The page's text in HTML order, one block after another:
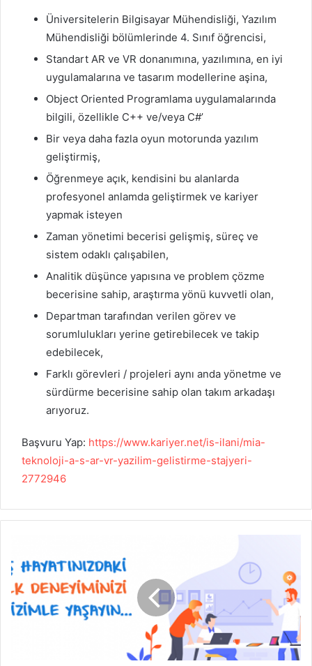
Üniversitelerin Bilgisayar Mühendisliği, Yazılım
Mühendisliği bölümlerinde 4. Sınıf öğrencisi,
Standart AR ve VR donanımına, yazılımına, en iyi
uygulamalarına ve tasarım modellerine aşina,
Object Oriented Programlama uygulamalarında
bilgili, özellikle C++ ve/veya C#’
Bir veya daha fazla oyun motorunda yazılım
geliştirmiş,
Öğrenmeye açık, kendisini bu alanlarda
profesyonel anlamda geliştirmek ve kariyer
yapmak isteyen
Zaman yönetimi becerisi gelişmiş, süreç ve
sistem odaklı çalışabilen,
Analitik düşünce yapısına ve problem çözme
becerisine sahip, araştırma yönü kuvvetli olan,
Departman tarafından verilen görev ve
sorumlulukları yerine getirebilecek ve takip
edebilecek,
Farklı görevleri / projeleri aynı anda yönetme ve
sürdürme becerisine sahip olan takım arkadaşı
arıyoruz.
Başvuru Yap: https://www.kariyer.net/is-ilani/mia-
teknoloji-a-s-ar-vr-yazilim-gelistirme-stajyeri-
2772946